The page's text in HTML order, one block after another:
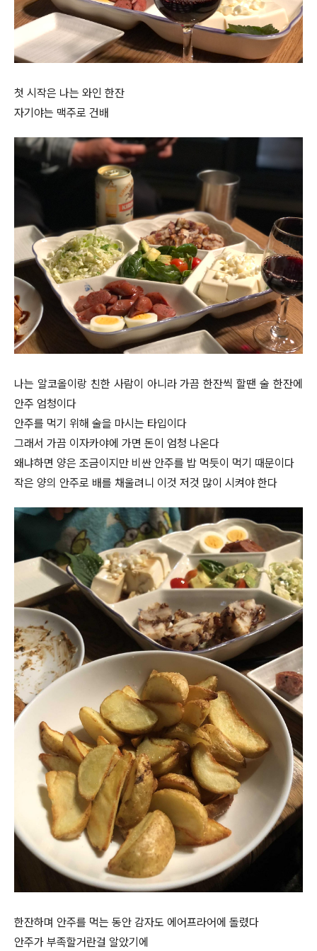
첫 시작은 나는 와인 한잔
자기야는 맥주로 건배
나는 알코올이랑 친한 사람이 아니라 가끔 한잔씩 할땐 술 한잔에
안주 엄청이다
안주를 먹기 위해 술을 마시는 타입이다
그래서 가끔 이자카야에 가면 돈이 엄청 나온다
왜냐하면 양은 조금이지만 비싼 안주를 밥 먹듯이 먹기 때문이다
작은 양의 안주로 배를 채울려니 이것 저것 많이 시켜야 한다
한잔하며 안주를 먹는 동안 감자도 에어프라어에 돌렸다
안주가 부족할거란걸 알았기에